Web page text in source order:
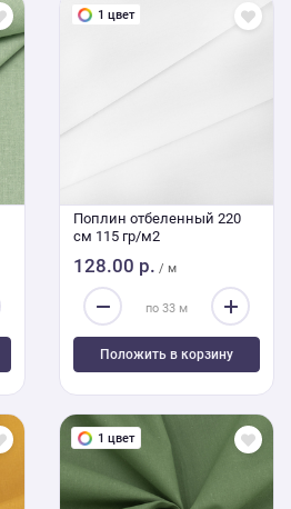
1 цвет
Поплин отбеленный 220
см 115 гр/м2
128.00 р. / м
Положить в корзину
1 цвет